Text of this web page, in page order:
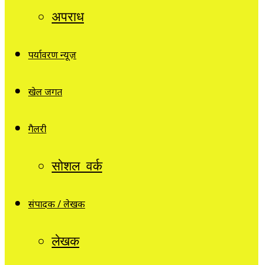
अपराध
पर्यावरण न्यूज़
खेल जगत
गैलरी
सोशल वर्क
संपादक / लेखक
लेखक